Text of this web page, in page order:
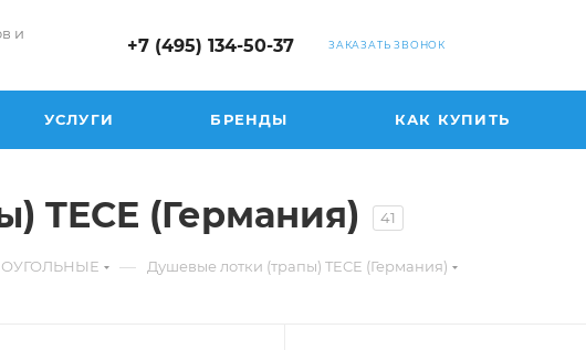
и
+7 (495) 134-50-37 ЗАКАЗАТЬ ЗВОНОК
УСЛУГИ БРЕНДЫ КАК КУПИТЬ
TECE (Германия) 41
— Душевые лотки (трапы) TECE (Германия)